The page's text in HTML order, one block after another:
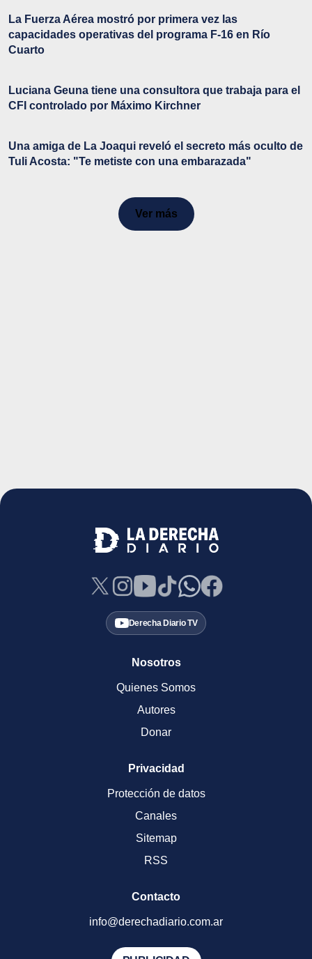
La Fuerza Aérea mostró por primera vez las
capacidades operativas del programa F-16 en Río
Cuarto
Luciana Geuna tiene una consultora que trabaja para el
CFI controlado por Máximo Kirchner
Una amiga de La Joaqui reveló el secreto más oculto de
Tuli Acosta: "Te metiste con una embarazada"
Ver más
Derecha Diario TV
Nosotros
Quienes Somos
Autores
Donar
Privacidad
Protección de datos
Canales
Sitemap
RSS
Contacto
info@derechadiario.com.ar